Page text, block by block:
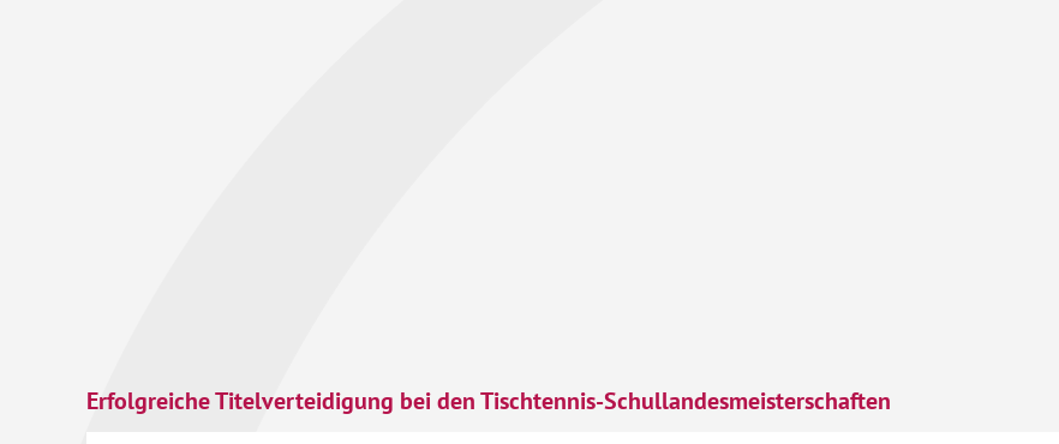
Erfolgreiche Titelverteidigung bei den Tischtennis-Schullandesmeisterschaften